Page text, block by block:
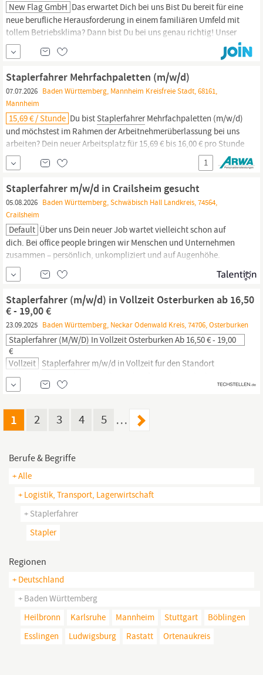
New Flag GmbH Das erwartet Dich bei uns Bist Du bereit für eine
neue berufliche Herausforderung in einem familiären Umfeld mit
tollem Betriebsklima? Dann bist Du bei uns genau richtig! Unser
ca. 50-köpfiges Team wächst weiter und wir suchen wieder
Staplerfahrer
für Lagerlogistik (m/w/d) für unseren Lagerstandort
Staplerfahrer Mehrfachpaletten (m/w/d)
07.07.2026 Baden Württemberg, Mannheim Kreisfreie Stadt, 68161,
Mannheim
15,69 € / Stunde Du bist StaplerfahrerMehrfachpaletten (m/w/d)
und möchstest im Rahmen der Arbeitnehmerüberlassung bei uns
arbeiten? Dein neuer Arbeitsplatz für 15,69 € bis 16,00 € pro Stunde
befindet sich in Mannheim im Bereich Lager & Logistik. Deine
attraktiven Jobvorteile Abschlagszahlungen Langfristiger Einsatz
im Kundenunternehmen Sehr gute
1
Staplerfahrer m/w/d in Crailsheim gesucht
05.08.2026 Baden Württemberg, Schwäbisch Hall Landkreis, 74564,
Crailsheim
Default Über uns Dein neuer Job wartet vielleicht schon auf
dich. Bei office people bringen wir Menschen und Unternehmen
zusammen – persönlich, unkompliziert und auf Augenhöhe.
Gemeinsam finden wir den Job, der wirklich zu dir passt. Was
solltest du mitbringen? Erste Berufserfahrung als
Staplerfahrer
(m/w/d) Einen gültigen Staplerschein Eine
Staplerfahrer (m/w/d) in Vollzeit Osterburken ab 16,50
€ - 19,00 €
23.09.2025 Baden Württemberg, Neckar Odenwald Kreis, 74706, Osterburken
Staplerfahrer (m/w/d) In Vollzeit Osterburken Ab 16,50 € - 19,00
€
Vollzeit Staplerfahrer m/w/d in Vollzeit fur den Standort
Osterburken gesucht. Einstellung ab sofort oder nach Absprache.
Arbeitszeit Vollzeit - Schichtbetrieb. Arbeitgeberleistungen /
hervorragendem Betriebsklima! Einen unbefristeten Vertrag und
leistungsgerechte Bezahlung Flexible Arbeitszeiten,
1 2 3 4 5 …
Berufe & Begriffe
+ Alle
+ Logistik, Transport, Lagerwirtschaft
+ Staplerfahrer
Stapler
Regionen
+ Deutschland
+ Baden Württemberg
Heilbronn
Karlsruhe Mannheim Stuttgart
Böblingen
Esslingen
Ludwigsburg Rastatt Ortenaukreis